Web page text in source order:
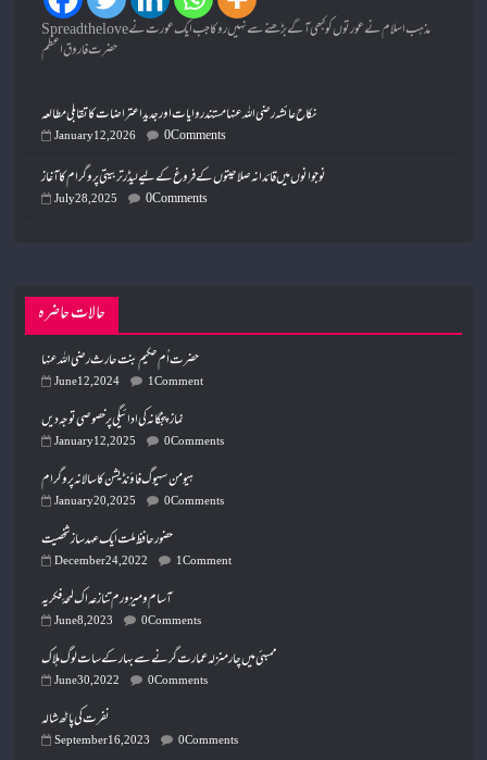
Spread the loveمذہب اسلام نے عورتوں کو کبھی آگے بڑھنے سے نہیں روکا جب ایک عورت نے
حضرت فاروق اعظم
نکاح عائشہ رضی اللہ عنہا مستند روایات اور جدید اعتراضات کا تقابلی مطالعہ
January 12, 2026 0 Comments
نوجوانوں میں قائدانہ صلاحیتوں کے فروغ کے لیے لیڈر تربیتی پروگرام کا آغاز
July 28, 2025 0 Comments
حالات حاضرہ
حضرت اُم حکیم بنت حارث رضی اللہ عنہا
June 12, 2024 1 Comment
نماز پنجگانہ کی ادائیگی پر خصوصی توجہ دیں
January 12, 2025 0 Comments
ہیومن سہیوگ فاؤنڈیشن کا سالانہ پروگرام
January 20, 2025 0 Comments
حضور حافظ ملت ایک عہد ساز شخصیت
December 24, 2022 1 Comment
آسام و میزورم تنازعہ اک لمحۂ فکریہ
June 8, 2023 0 Comments
ممبئی میں چار منزلہ عمارت گرنے سے بہار کے سات لوگ ہلاک
June 30, 2022 0 Comments
نفرت کی پاٹھ شالہ
September 16, 2023 0 Comments